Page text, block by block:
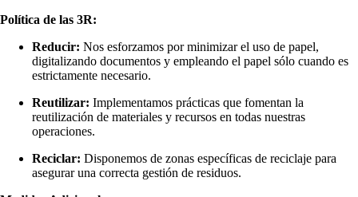
Política de las 3R:
Reducir: Nos esforzamos por minimizar el uso de papel,
digitalizando documentos y empleando el papel sólo cuando es
estrictamente necesario.
Reutilizar: Implementamos prácticas que fomentan la
reutilización de materiales y recursos en todas nuestras
operaciones.
Reciclar: Disponemos de zonas específicas de reciclaje para
asegurar una correcta gestión de residuos.